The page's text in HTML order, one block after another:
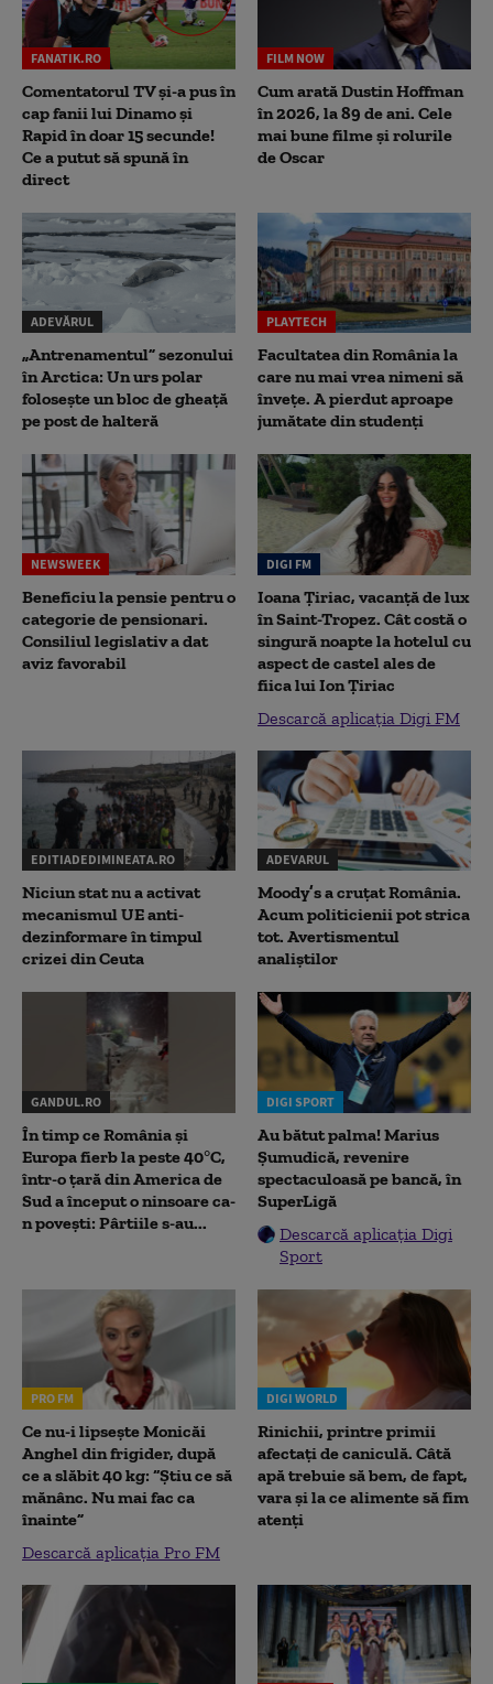
FANATIK.RO
Comentatorul TV și-a pus în
cap fanii lui Dinamo și
Rapid în doar 15 secunde!
Ce a putut să spună în
direct
FILM NOW
Cum arată Dustin Hoffman
în 2026, la 89 de ani. Cele
mai bune filme și rolurile
de Oscar
ADEVĂRUL
„Antrenamentul” sezonului
în Arctica: Un urs polar
folosește un bloc de gheață
pe post de halteră
PLAYTECH
Facultatea din România la
care nu mai vrea nimeni să
înveţe. A pierdut aproape
jumătate din studenţi
NEWSWEEK
Beneficiu la pensie pentru o
categorie de pensionari.
Consiliul legislativ a dat
aviz favorabil
DIGI FM
Ioana Țiriac, vacanță de lux
în Saint-Tropez. Cât costă o
singură noapte la hotelul cu
aspect de castel ales de
fiica lui Ion Țiriac
Descarcă aplicația Digi FM
EDITIADEDIMINEATA.RO
Niciun stat nu a activat
mecanismul UE anti-
dezinformare în timpul
crizei din Ceuta
ADEVARUL
Moody’s a cruțat România.
Acum politicienii pot strica
tot. Avertismentul
analiștilor
GANDUL.RO
În timp ce România și
Europa fierb la peste 40°C,
într-o țară din America de
Sud a început o ninsoare ca-
n povești: Pârtiile s-au...
DIGI SPORT
Au bătut palma! Marius
Șumudică, revenire
spectaculoasă pe bancă, în
SuperLigă
Descarcă aplicația Digi
Sport
PRO FM
Ce nu-i lipsește Monicăi
Anghel din frigider, după
ce a slăbit 40 kg: “Știu ce să
mănânc. Nu mai fac ca
înainte”
Descarcă aplicația Pro FM
DIGI WORLD
Rinichii, printre primii
afectați de caniculă. Câtă
apă trebuie să bem, de fapt,
vara și la ce alimente să fim
atenți